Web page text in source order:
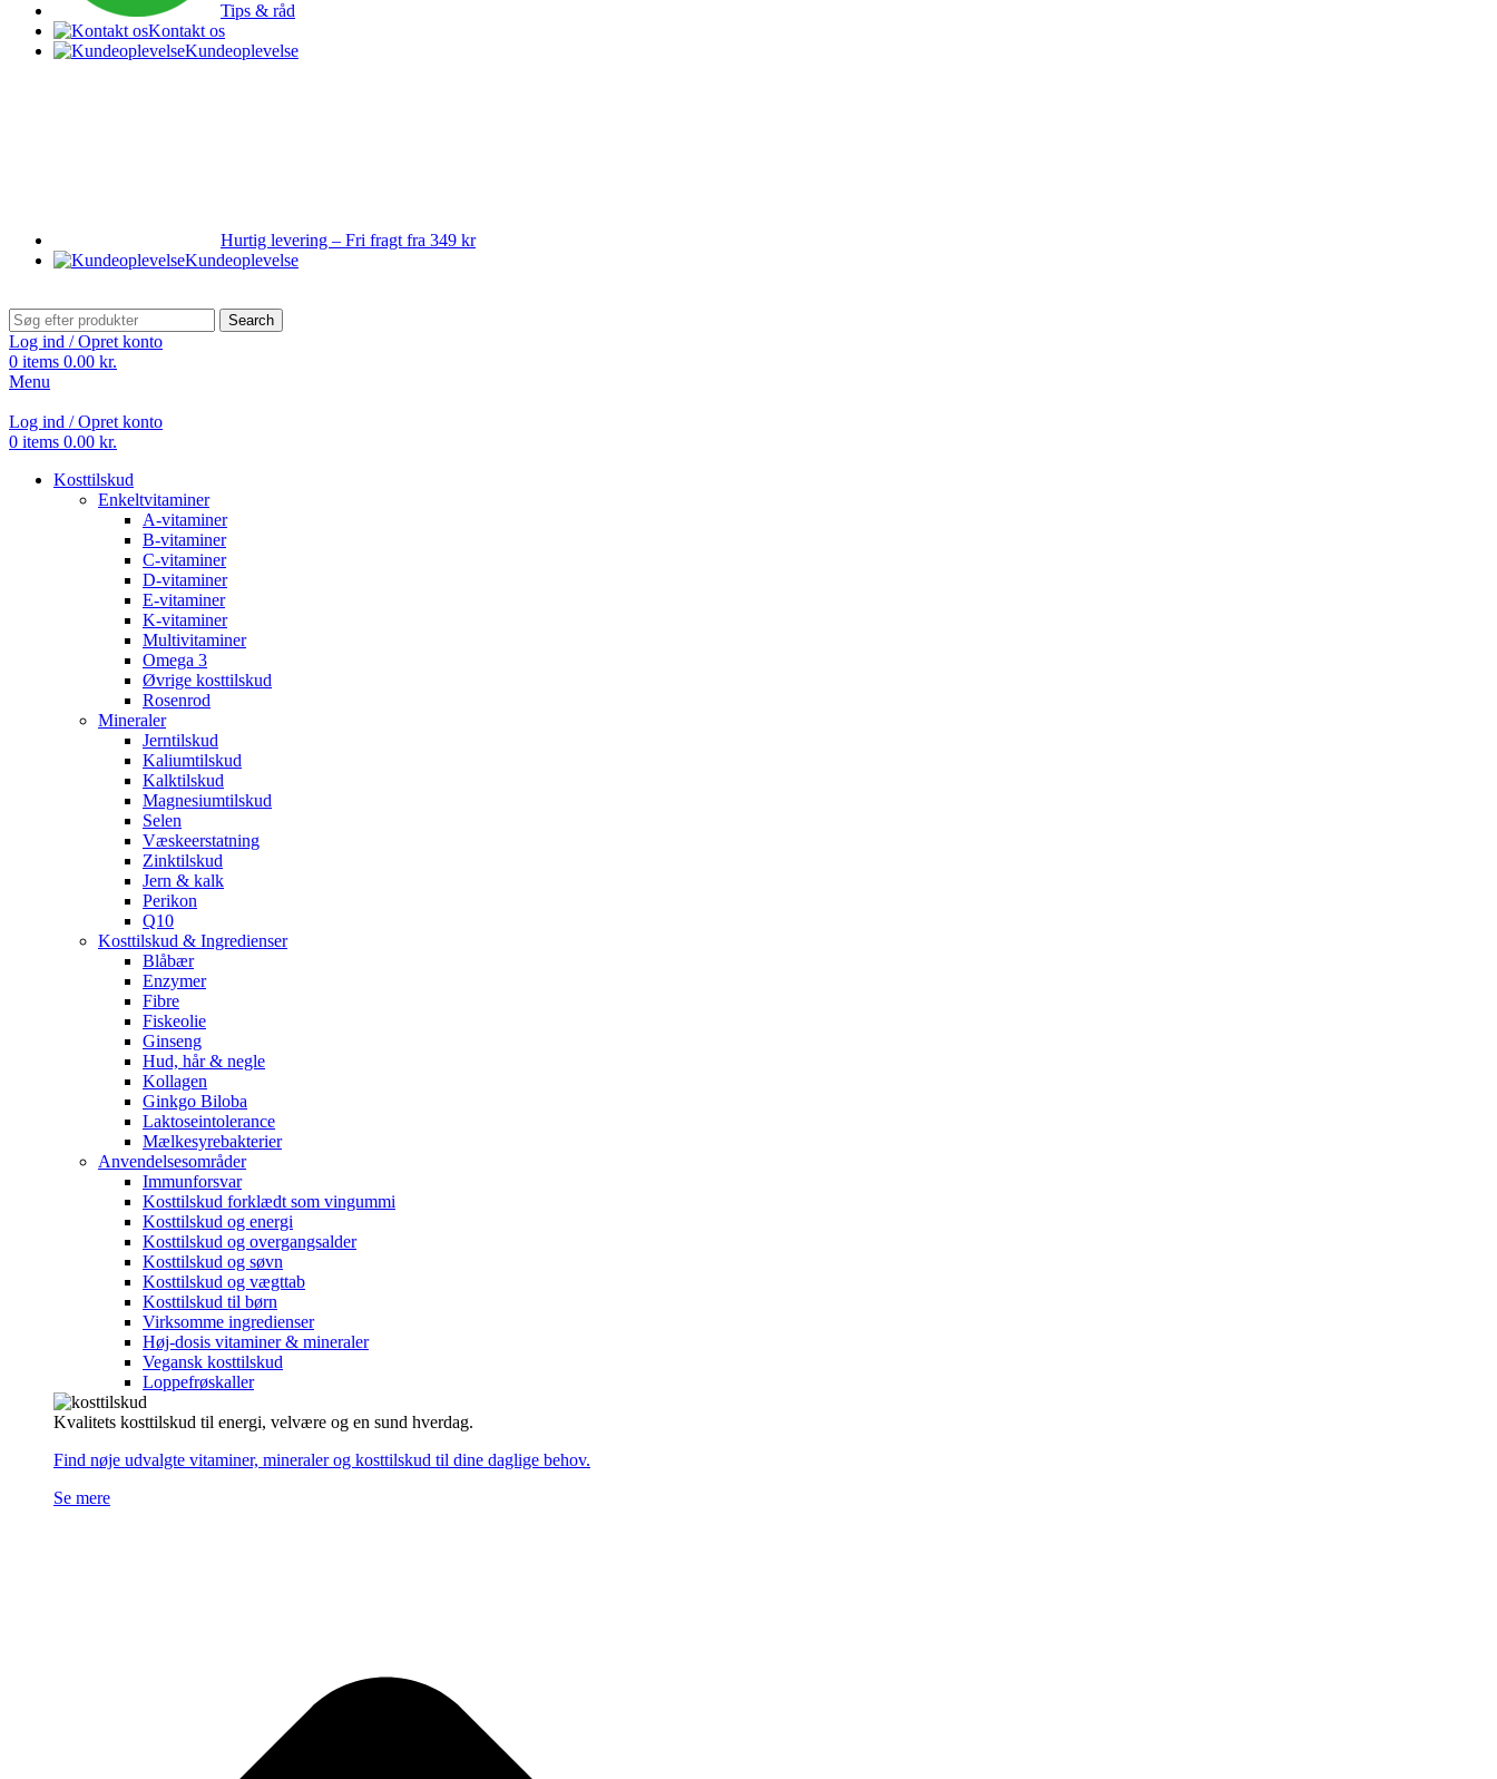
Tips & råd
Kontakt os
Kundeoplevelse
Hurtig levering – Fri fragt fra 349 kr
Kundeoplevelse
Search
Log ind / Opret konto
0 items 0.00 kr.
Menu
Log ind / Opret konto
0 items 0.00 kr.
Kosttilskud
Enkeltvitaminer
A-vitaminer
B-vitaminer
C-vitaminer
D-vitaminer
E-vitaminer
K-vitaminer
Multivitaminer
Omega 3
Øvrige kosttilskud
Rosenrod
Mineraler
Jerntilskud
Kaliumtilskud
Kalktilskud
Magnesiumtilskud
Selen
Væskeerstatning
Zinktilskud
Jern & kalk
Perikon
Q10
Kosttilskud & Ingredienser
Blåbær
Enzymer
Fibre
Fiskeolie
Ginseng
Hud, hår & negle
Kollagen
Ginkgo Biloba
Laktoseintolerance
Mælkesyrebakterier
Anvendelsesområder
Immunforsvar
Kosttilskud forklædt som vingummi
Kosttilskud og energi
Kosttilskud og overgangsalder
Kosttilskud og søvn
Kosttilskud og vægttab
Kosttilskud til børn
Virksomme ingredienser
Høj-dosis vitaminer & mineraler
Vegansk kosttilskud
Loppefrøskaller
Kvalitets kosttilskud til energi, velvære og en sund hverdag.
Find nøje udvalgte vitaminer, mineraler og kosttilskud til dine daglige behov.
Se mere